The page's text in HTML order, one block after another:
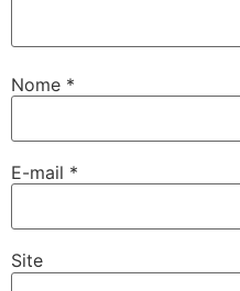
Nome *
E-mail *
Site